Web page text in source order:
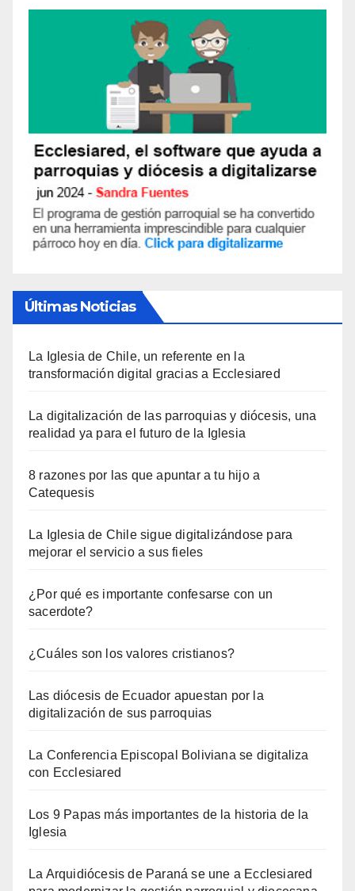
Últimas Noticias
La Iglesia de Chile, un referente en la
transformación digital gracias a Ecclesiared
La digitalización de las parroquias y diócesis, una
realidad ya para el futuro de la Iglesia
8 razones por las que apuntar a tu hijo a
Catequesis
La Iglesia de Chile sigue digitalizándose para
mejorar el servicio a sus fieles
¿Por qué es importante confesarse con un
sacerdote?
¿Cuáles son los valores cristianos?
Las diócesis de Ecuador apuestan por la
digitalización de sus parroquias
La Conferencia Episcopal Boliviana se digitaliza
con Ecclesiared
Los 9 Papas más importantes de la historia de la
Iglesia
La Arquidiócesis de Paraná se une a Ecclesiared